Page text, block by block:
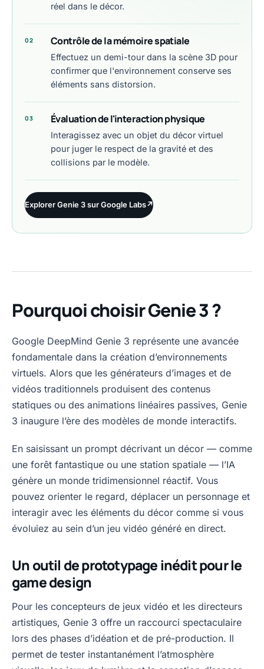
réel dans le décor.
02 Contrôle de la mémoire spatiale
Effectuez un demi-tour dans la scène 3D pour
confirmer que l'environnement conserve ses
éléments sans distorsion.
03 Évaluation de l'interaction physique
Interagissez avec un objet du décor virtuel
pour juger le respect de la gravité et des
collisions par le modèle.
Explorer Genie 3 sur Google Labs↗
Pourquoi choisir Genie 3 ?
Google DeepMind Genie 3 représente une avancée
fondamentale dans la création d’environnements
virtuels. Alors que les générateurs d’images et de
vidéos traditionnels produisent des contenus
statiques ou des animations linéaires passives, Genie
3 inaugure l’ère des modèles de monde interactifs.
En saisissant un prompt décrivant un décor — comme
une forêt fantastique ou une station spatiale — l’IA
génère un monde tridimensionnel réactif. Vous
pouvez orienter le regard, déplacer un personnage et
interagir avec les éléments du décor comme si vous
évoluiez au sein d’un jeu vidéo généré en direct.
Un outil de prototypage inédit pour le
game design
Pour les concepteurs de jeux vidéo et les directeurs
artistiques, Genie 3 offre un raccourci spectaculaire
lors des phases d’idéation et de pré-production. Il
permet de tester instantanément l’atmosphère